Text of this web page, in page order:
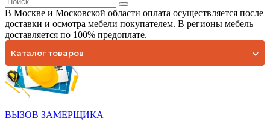
В Москве и Московской области оплата осуществляется после
доставки и осмотра мебели покупателем. В регионы мебель
доставляется по 100% предоплате.
Каталог товаров
ВЫЗОВ ЗАМЕРЩИКА